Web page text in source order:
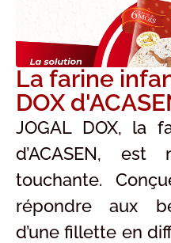
La farine
DOX
JOGAL DOX, la
d’ACASEN, est
touchante.
répondre aux
d’une fillette en